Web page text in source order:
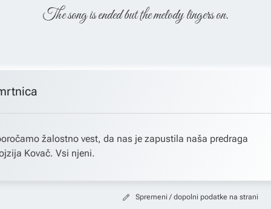
The song is ended but the melody lingers on.
žalostno vest, da nas je zapustila naša predraga
Kovač. Vsi njeni.
Spremeni / dopolni podatke na strani